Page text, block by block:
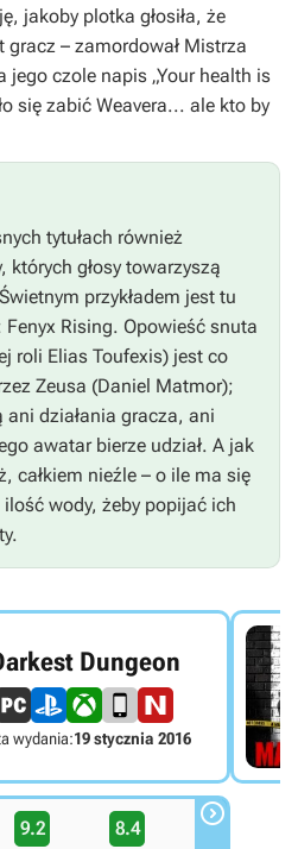
jakoby plotka głosiła, że
gracz – zamordował Mistrza
jego czole napis „Your health is
się zabić Weavera... ale kto by
tytułach również
głosy towarzyszą
przykładem jest tu
Rising. Opowieść snuta
roli Elias Toufexis) jest co
Zeusa (Daniel Matmor);
działania gracza, ani
awatar bierze udział. A jak
całkiem nieźle – o ile ma się
wody, żeby popijać ich
Dungeon
wydania:19 stycznia 2016
9.2 8.4 